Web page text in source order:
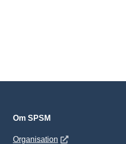
Om SPSM
Organisation Öppnas i nytt fönster